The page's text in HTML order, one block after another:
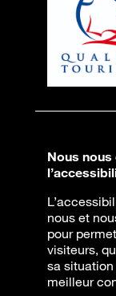
Nous
nous et
pour
visiteurs,
sa
meilleur